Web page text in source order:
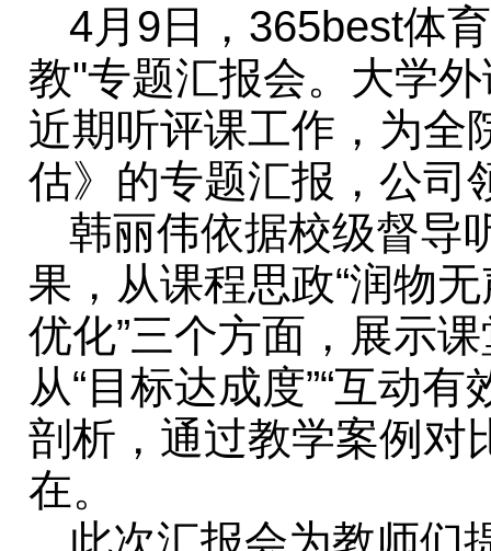
4月9日，365best体
教"专题汇报会。大学
近期听评课工作，为全
估》的专题汇报，公司
韩丽伟依据校级督导
果，从课程思政“润物
优化”三个方面，展示
从“目标达成度”“互动有
剖析，通过教学案例对
在。